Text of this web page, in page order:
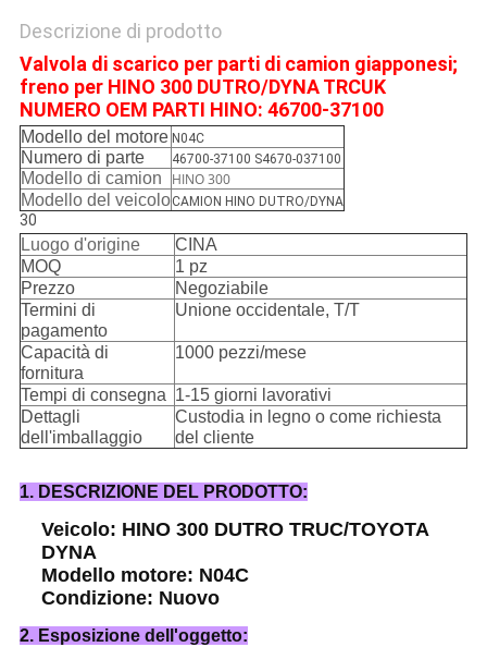
Descrizione di prodotto
Valvola di scarico per parti di camion giapponesi;
freno per HINO 300 DUTRO/DYNA TRCUK
NUMERO OEM PARTI HINO: 46700-37100
Modello del motore N04C
Numero di parte 46700-37100 S4670-037100
Modello di camion
HINO 300
Modello del veicoloCAMION HINO DUTRO/DYNA
30
Luogo d'origine
CINA
MOQ
1 pz
Prezzo
Negoziabile
Termini di
pagamento
Unione occidentale, T/T
Capacità di
fornitura
1000 pezzi/mese
Tempi di consegna 1-15 giorni lavorativi
Dettagli
dell'imballaggio
Custodia in legno o come richiesta
del cliente
1. DESCRIZIONE DEL PRODOTTO:
Veicolo: HINO 300 DUTRO TRUC/TOYOTA
DYNA
Modello motore: N04C
Condizione: Nuovo
2. Esposizione dell'oggetto: